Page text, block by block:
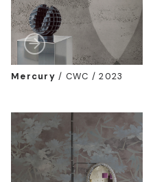
Mercury / CWC / 2023